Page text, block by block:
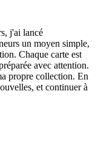
j'ai lancé
un moyen simple,
Chaque carte est
avec attention.
propre collection. En
et continuer à